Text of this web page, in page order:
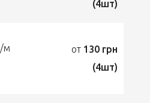
(4шт)
м
от 130 грн
(4шт)